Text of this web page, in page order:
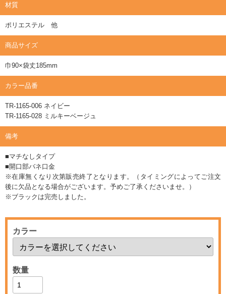
材質
ポリエステル 他
商品サイズ
巾90×袋丈185mm
カラー品番
TR-1165-006 ネイビー
TR-1165-028 ミルキーベージュ
備考
■マチなしタイプ
■開口部バネ口金
※在庫無くなり次第販売終了となります。（タイミングによってご注文
後に欠品となる場合がございます。予めご了承くださいませ。）
※ブラックは完売しました。
カラー
数量